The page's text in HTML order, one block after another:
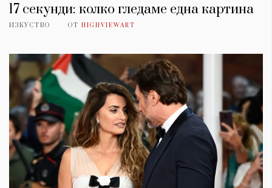
17 секунди: колко гледаме една картина
ИЗКУСТВО ОТ HIGHVIEWART